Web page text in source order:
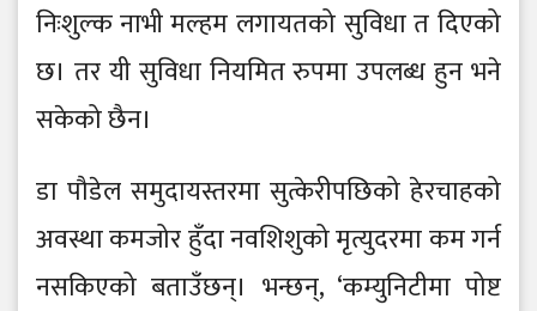
निःशुल्क नाभी मल्हम लगायतको सुविधा त दिएको
छ। तर यी सुविधा नियमित रुपमा उपलब्ध हुन भने
सकेको छैन।
डा पौडेल समुदायस्तरमा सुत्केरीपछिको हेरचाहको
अवस्था कमजोर हुँदा नवशिशुको मृत्युदरमा कम गर्न
नसकिएको बताउँछन्। भन्छन्, ‘कम्युनिटीमा पोष्ट